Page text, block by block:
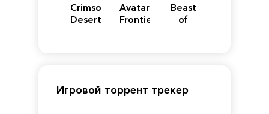
Crimson
Desert
Avatar:
Frontiers
Beast
of
Игровой торрент трекер